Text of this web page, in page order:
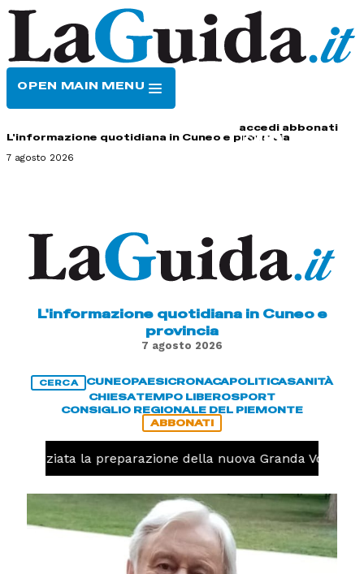
OPEN MAIN MENU
accedi abbonati
L'informazione quotidiana in Cuneo e provincia
7 agosto 2026
L'informazione quotidiana in Cuneo e
provincia
7 agosto 2026
CERCA CUNEOPAESICRONACAPOLITICASANITÀ
CHIESATEMPO LIBEROSPORT
CONSIGLIO REGIONALE DEL PIEMONTE
ABBONATI
iniziata la preparazione della nuova Granda Volley